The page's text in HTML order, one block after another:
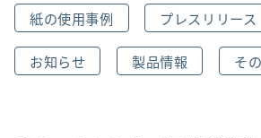
会社案内
事業内容
紙の使用事例 プレスリリース
お知らせ 製品情報 そ